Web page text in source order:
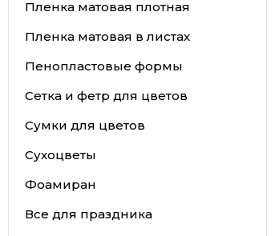
Пленка матовая плотная
Пленка матовая в листах
Пенопластовые формы
Сетка и фетр для цветов
Сумки для цветов
Сухоцветы
Фоамиран
Все для праздника